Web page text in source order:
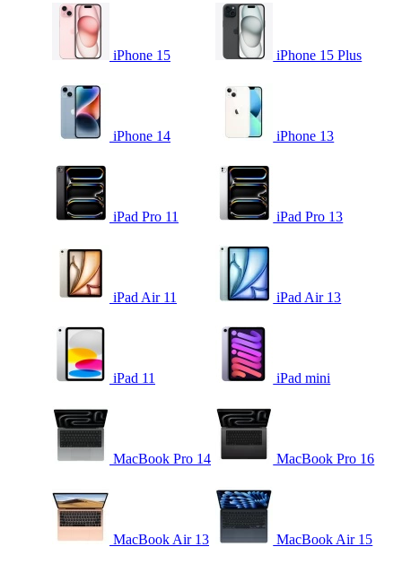
iPhone 15 iPhone 15 Plus
iPhone 14 iPhone 13
iPad Pro 11 iPad Pro 13
iPad Air 11 iPad Air 13
iPad 11 iPad mini
MacBook Pro 14 MacBook Pro 16
MacBook Air 13 MacBook Air 15